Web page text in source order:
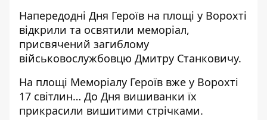
Напередодні Дня Героїв на площі у Ворохті
відкрили та освятили меморіал,
присвячений загиблому
військовослужбовцю Дмитру Станковичу.
На площі Меморіалу Героїв вже у Ворохті
17 світлин… До Дня вишиванки їх
прикрасили вишитими стрічками.